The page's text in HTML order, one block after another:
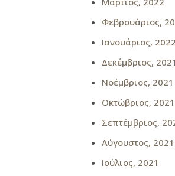
Φεβρουάριος,
Ιανουάριος, 2022
Δεκέμβριος, 2021
Νοέμβριος, 2021
Οκτώβριος, 2021
Σεπτέμβριος,
Αύγουστος, 2021
Ιούλιος, 2021